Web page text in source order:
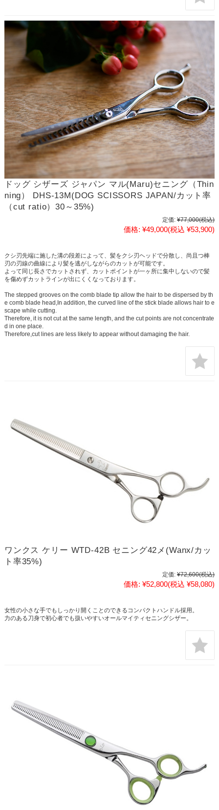
ドッグ シザーズ ジャパン マル(Maru)セニング（Thin
ning） DHS-13M(DOG SCISSORS JAPAN/カット率
（cut ratio）30～35%)
定価: ¥77,000(税込)
価格: ¥49,000(税込 ¥53,900)
クシ刃先端に施した溝の段差によって、髪をクシ刃ヘッドで分散し、尚且つ棒
刃の刃線の曲線により髪を逃がしながらのカットが可能です。
よって同じ長さでカットされず、カットポイントが一ヶ所に集中しないので髪
を傷めずカットラインが出にくくなっております。
The stepped grooves on the comb blade tip allow the hair to be dispersed by th
e comb blade head,In addition, the curved line of the stick blade allows hair to e
scape while cutting.
Therefore, it is not cut at the same length, and the cut points are not concentrate
d in one place.
Therefore,cut lines are less likely to appear without damaging the hair.
ワンクス ケリー WTD-42B セニング42メ(Wanx/カッ
ト率35%)
定価: ¥72,600(税込)
価格: ¥52,800(税込 ¥58,080)
女性の小さな手でもしっかり開くことのできるコンパクトハンドル採用。
力のある刀身で初心者でも扱いやすいオールマイティセニングシザー。